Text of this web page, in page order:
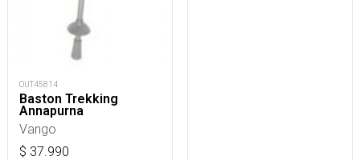
OUT45814
Baston Trekking
Annapurna
Vango
$ 37.990